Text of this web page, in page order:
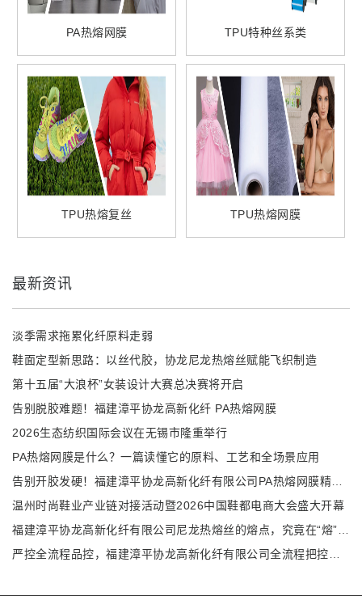
PA热熔网膜 TPU特种丝系类
TPU热熔复丝 TPU热熔网膜
最新资讯
淡季需求拖累化纤原料走弱
鞋面定型新思路：以丝代胶，协龙尼龙热熔丝赋能飞织制造
第十五届“大浪杯”女装设计大赛总决赛将开启
告别脱胶难题！福建漳平协龙高新化纤 PA热熔网膜
2026生态纺织国际会议在无锡市隆重举行
PA热熔网膜是什么？一篇读懂它的原料、工艺和全场景应用
温州时尚鞋业产业链对接活动暨2026中国鞋都电商大会盛大开幕